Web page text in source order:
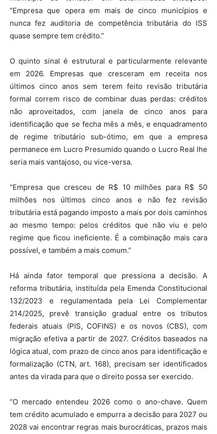
“Empresa que opera em mais de cinco municípios e
nunca fez auditoria de competência tributária do ISS
quase sempre tem crédito.”
O quinto sinal é estrutural e particularmente relevante
em 2026. Empresas que cresceram em receita nos
últimos cinco anos sem terem feito revisão tributária
formal correm risco de combinar duas perdas: créditos
não aproveitados, com janela de cinco anos para
identificação que se fecha mês a mês, e enquadramento
de regime tributário sub-ótimo, em que a empresa
permanece em Lucro Presumido quando o Lucro Real lhe
seria mais vantajoso, ou vice-versa.
“Empresa que cresceu de R$ 10 milhões para R$ 50
milhões nos últimos cinco anos e não fez revisão
tributária está pagando imposto a mais por dois caminhos
ao mesmo tempo: pelos créditos que não viu e pelo
regime que ficou ineficiente. É a combinação mais cara
possível, e também a mais comum.”
Há ainda fator temporal que pressiona a decisão. A
reforma tributária, instituída pela Emenda Constitucional
132/2023 e regulamentada pela Lei Complementar
214/2025, prevê transição gradual entre os tributos
federais atuais (PIS, COFINS) e os novos (CBS), com
migração efetiva a partir de 2027. Créditos baseados na
lógica atual, com prazo de cinco anos para identificação e
formalização (CTN, art. 168), precisam ser identificados
antes da virada para que o direito possa ser exercido.
“O mercado entendeu 2026 como o ano-chave. Quem
tem crédito acumulado e empurra a decisão para 2027 ou
2028 vai encontrar regras mais burocráticas, prazos mais